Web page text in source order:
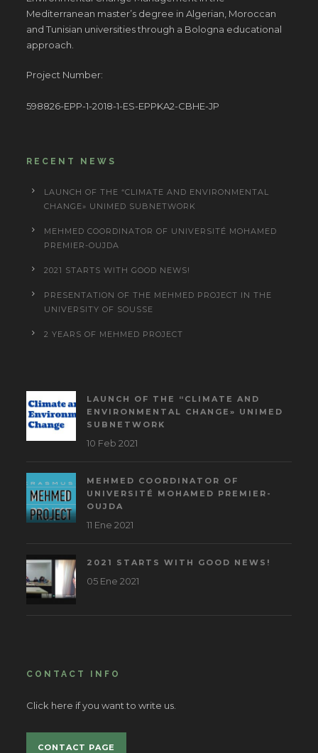
Mediterranean master’s degree in Algerian, Moroccan
and Tunisian universities through a Bologna educational
approach.
Project Number:
598826-EPP-1-2018-1-ES-EPPKA2-CBHE-JP
RECENT NEWS
LAUNCH OF THE “CLIMATE AND ENVIRONMENTAL
CHANGE» UNIMED SUBNETWORK
MEHMED COORDINATOR OF UNIVERSITÉ MOHAMED
PREMIER-OUJDA
2021 STARTS WITH GOOD NEWS!
PRESENTATION OF THE MEHMED PROJECT IN THE
UNIVERSITY OF SOUSSE
2 YEARS OF MEHMED PROJECT
LAUNCH OF THE “CLIMATE AND
ENVIRONMENTAL CHANGE» UNIMED
SUBNETWORK
10 Feb 2021
MEHMED COORDINATOR OF
UNIVERSITÉ MOHAMED PREMIER-
OUJDA
11 Ene 2021
2021 STARTS WITH GOOD NEWS!
05 Ene 2021
CONTACT INFO
Click here if you want to write us.
CONTACT PAGE